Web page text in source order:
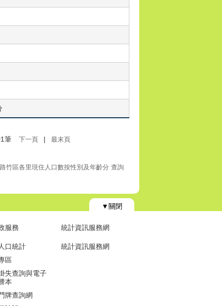
筆 下一頁 | 最末頁
路竹區各里現住人口數按性別及年齡分 查詢
▼關閉
服務
口統計
區
失查詢與電子
本
牌查詢網
統計資訊服務網
統計資訊服務網